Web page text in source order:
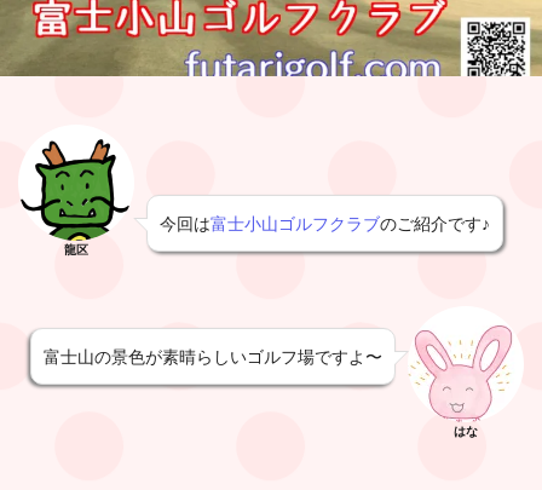
龍区
今回は富士小山ゴルフクラブのご紹介です♪
富士山の景色が素晴らしいゴルフ場ですよ〜
はな